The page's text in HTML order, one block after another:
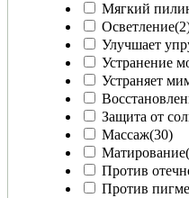
Мягкий
Осветление
Улучшает
Устранение
Устраняет
Защита от
Массаж(30)
Матирование
Против
Против